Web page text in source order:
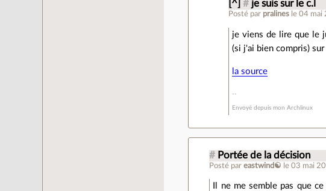
[^] # je suis sur le c.l
Posté par pralines le 04 mai
je viens de lire que le
(si j'ai bien compris)
la source
Envoyé depuis mon Archlinux
# Portée de la décision
Posté pareastwind☯ le 03 mai
Il ne me semble pas que